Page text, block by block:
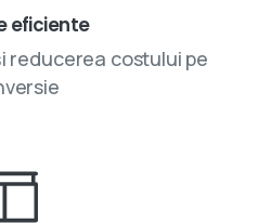
eficiente
reducerea costului pe